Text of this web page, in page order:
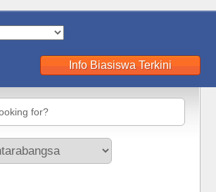
Info Biasiswa Terkini